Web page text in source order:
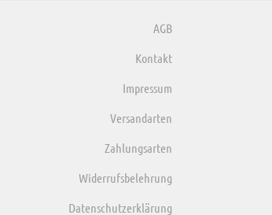
AGB
Kontakt
Impressum
Versandarten
Zahlungsarten
Widerrufsbelehrung
Datenschutzerklärung